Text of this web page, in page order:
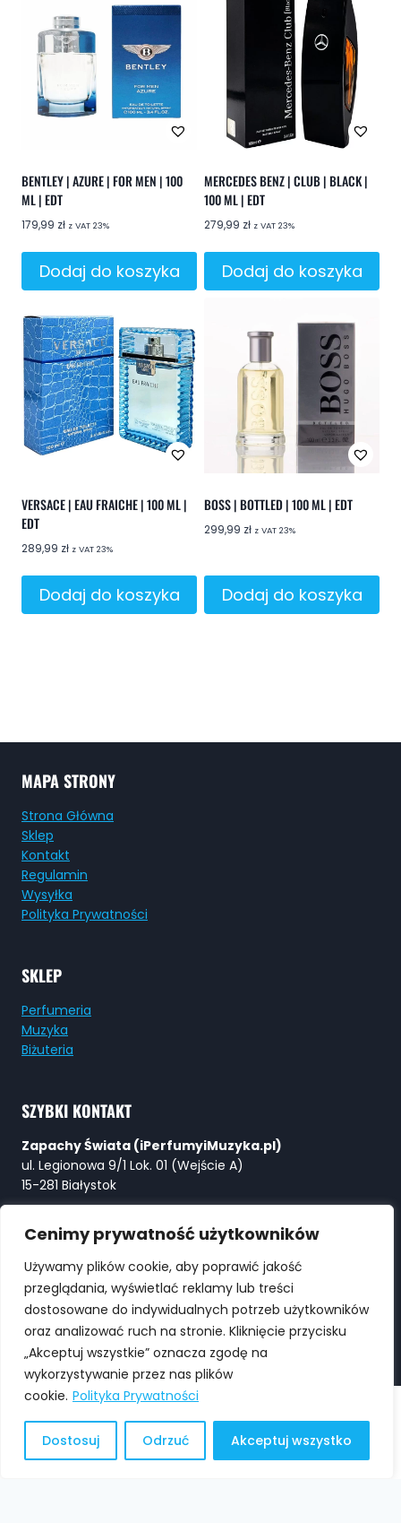
Cenimy prywatność użytkowników
Używamy plików cookie, aby poprawić jakość
przeglądania, wyświetlać reklamy lub treści
dostosowane do indywidualnych potrzeb użytkowników
oraz analizować ruch na stronie. Kliknięcie przycisku
„Akceptuj wszystkie” oznacza zgodę na
wykorzystywanie przez nas plików
cookie. Polityka Prywatności
Dostosuj Odrzuć Akceptuj wszystko
BENTLEY | AZURE | FOR MEN | 100
ML | EDT
179,99 zł z VAT 23%
Dodaj do koszyka
MERCEDES BENZ | CLUB | BLACK |
100 ML | EDT
279,99 zł z VAT 23%
Dodaj do koszyka
VERSACE | EAU FRAICHE | 100 ML |
EDT
289,99 zł z VAT 23%
Dodaj do koszyka
BOSS | BOTTLED | 100 ML | EDT
299,99 zł z VAT 23%
Dodaj do koszyka
MAPA STRONY
Strona Główna
Sklep
Kontakt
Regulamin
Wysyłka
Polityka Prywatności
SKLEP
Perfumeria
Muzyka
Biżuteria
SZYBKI KONTAKT
Zapachy Świata (iPerfumyiMuzyka.pl)
ul. Legionowa 9/1 Lok. 01 (Wejście A)
15-281 Białystok
E-mail:Perfumy@ZapachySwiata.com
WYSZUKIWARKA
© 2026 Perfumeria Zapachy Świata Białystok | iPerfumy
iMuzyka | Sklep On-Line | Wykonanie:CRUMPArt